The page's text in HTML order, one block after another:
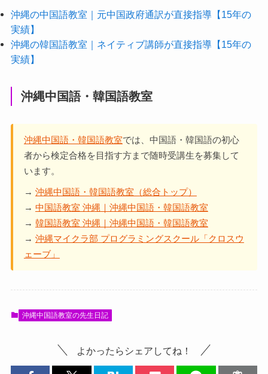
沖縄の中国語教室｜元中国政府通訳が直接指導【15年の
実績】
沖縄の韓国語教室｜ネイティブ講師が直接指導【15年の
実績】
沖縄中国語・韓国語教室
沖縄中国語・韓国語教室では、中国語・韓国語の初心
者から検定合格を目指す方まで随時受講生を募集して
います。
→ 沖縄中国語・韓国語教室（総合トップ）
→ 中国語教室 沖縄｜沖縄中国語・韓国語教室
→ 韓国語教室 沖縄｜沖縄中国語・韓国語教室
→ 沖縄マイクラ部 プログラミングスクール「クロスウ
ェーブ」
沖縄中国語教室の先生日記
よかったらシェアしてね！